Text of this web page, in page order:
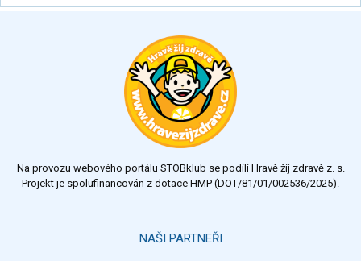
Na provozu webového portálu STOBklub se podílí Hravě žij zdravě z. s.
Projekt je spolufinancován z dotace HMP (DOT/81/01/002536/2025).
NAŠI PARTNEŘI